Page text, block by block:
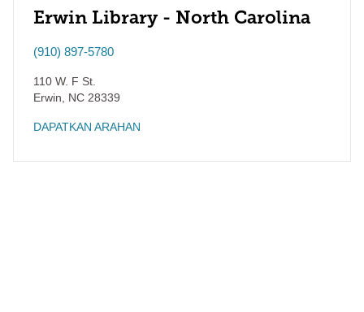
Erwin Library - North Carolina
(910) 897-5780
110 W. F St.
Erwin
NC 28339
DAPATKAN ARAHAN